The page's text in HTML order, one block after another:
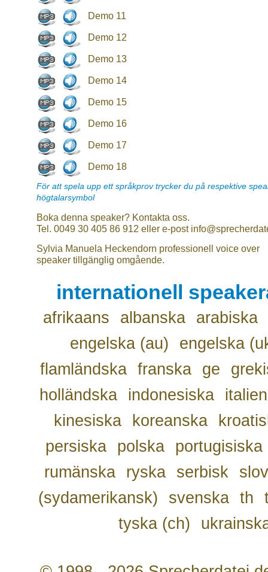
Demo 11
Demo 12
Demo 13
Demo 14
Demo 15
Demo 16
Demo 17
Demo 18
För att spela upp ett språkprov trycker du på respektive
högtalarsymbol
Boka denna speaker? Kontakta oss.
Tel. 0049 30 405 86 912 eller e-post
Sylvia Manuela Heckendorn professionell voice over
speaker tillgänglig omgående.
internationell
afrikaans albanska
arabiska
engelska (au)
engelska
flamländska franska ge
holländska
indonesiska
kinesiska
koreanska
persiska
polska
portugisiska
rumänska
ryska serbisk
(sydamerikansk)
svenska th
tyska (ch)